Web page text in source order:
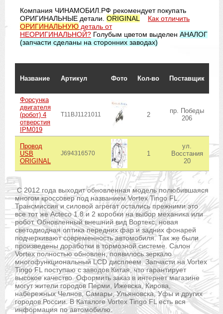
Компания ЧИНАМОБИЛ.РФ рекомендует покупать
ОРИГИНАЛЬНЫЕ детали. ORIGINAL
Как отличить
ОРИГИНАЛЬНУЮ деталь от
НЕОРИГИНАЛЬНОЙ? Голубым цветом выделен АНАЛОГ
(запчасти сделаны на сторонних заводах)
Название Артикул Фото Кол-во Поставщик
Форсунка
двигателя
(робот) 4
отверстия
IPM019
T11BJ1121011 2
пр. Победы
206
Провод
USB
ORIGINAL
J694316570 1
ул.
Восстания
20
С 2012 года выходит обновленная модель полюбившаяся
многом кроссовер под названием Vortex Tingo FL.
Трансмиссия и силовой агрегат остались прежними это
все тот же Acteco 1.8 и 2 коробки на выбор механика или
робот. Обновленный внешний вид Вортекс, новая
светодиодная оптика передних фар и задних фонарей
подчеркивают современность автомобиля. Так же были
произведены доработки в тормозной системе. Салон
Vortex полностью обновлен, появилось зеркало
многофункциональный LCD дисплеем. Запчасти на Vortex
Tingo FL поступаю с заводов Китая, что гарантирует
высокое качество. Оформить заказ в интернет магазине
могут жители городов Перми, Ижевска, Кирова,
набережных Челнов, Самары, Ульяновска, Уфы и других
городов России. В Каталоге Vortex Tingo FL есть вся
информация по автомобилю.